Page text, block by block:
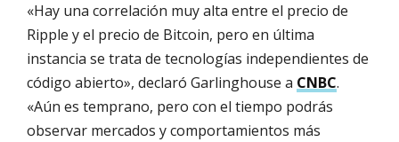
«Hay una correlación muy alta entre el precio de
Ripple y el precio de Bitcoin, pero en última
instancia se trata de tecnologías independientes de
código abierto», declaró Garlinghouse a CNBC.
«Aún es temprano, pero con el tiempo podrás
observar mercados y comportamientos más